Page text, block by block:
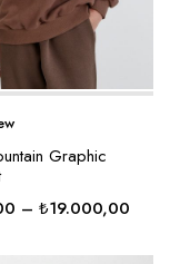
Graphic
– ₺19.000,00